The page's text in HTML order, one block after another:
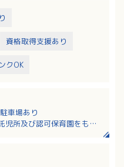
資格取得支援あり
クOK
車場あり
児所及び認可保育園をも
異動によるキャリアチェン